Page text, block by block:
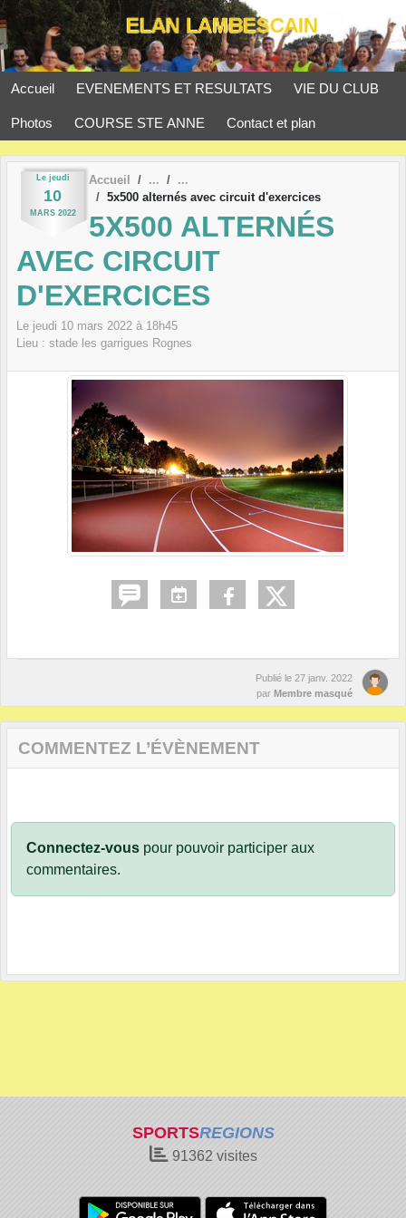
Accueil EVENEMENTS ET RESULTATS VIE DU CLUB
Photos COURSE STE ANNE Contact et plan
Le jeudi
10
MARS 2022
Accueil
5x500 alternés avec circuit d'exercices
5X500 ALTERNÉS
AVEC CIRCUIT
D'EXERCICES
Le jeudi 10 mars 2022 à 18h45
Lieu : stade les garrigues Rognes
Publié le 27 janv. 2022
par Membre masqué
COMMENTEZ L’ÉVÈNEMENT
Connectez-vous pour pouvoir participer aux
commentaires.
SPORTSREGIONS
91362 visites
Panneau de gestion des cookies